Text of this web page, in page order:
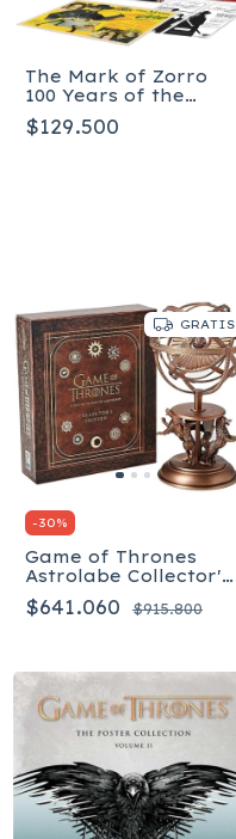
The Mark of Zorro
100 Years of the
Masked Avenger -
Collector’s Limited
$129.500
GRATIS
-30%
Game of Thrones
Astrolabe Collector's
Edition - Inglés
$641.060 $915.800